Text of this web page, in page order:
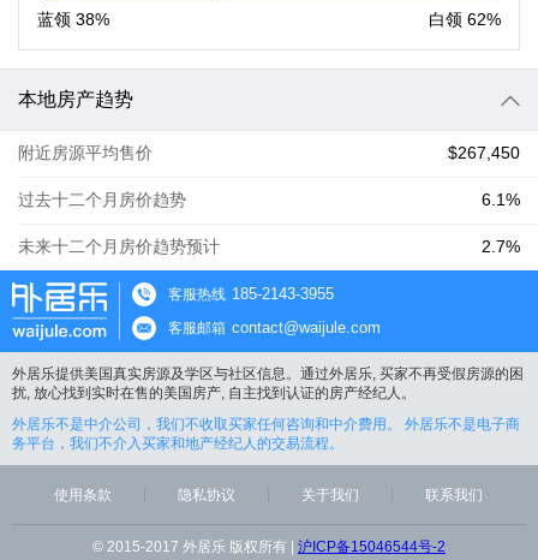
蓝领 38% 白领 62%
本地房产趋势
附近房源平均售价 $267,450
过去十二个月房价趋势 6.1%
未来十二个月房价趋势预计 2.7%
客服热线 185-2143-3955
客服邮箱 contact@waijule.com
外居乐提供美国真实房源及学区与社区信息。通过外居乐, 买家不再受假房源的困
扰, 放心找到实时在售的美国房产, 自主找到认证的房产经纪人。
外居乐不是中介公司，我们不收取买家任何咨询和中介费用。 外居乐不是电子商
务平台，我们不介入买家和地产经纪人的交易流程。
使用条款 隐私协议 关于我们 联系我们
© 2015-2017 外居乐 版权所有 | 沪ICP备15046544号-2